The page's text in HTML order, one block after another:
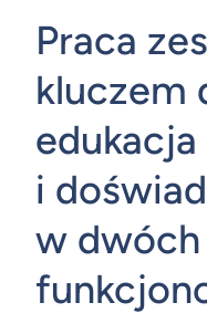
Praca
kluczem
edukacja
i
w